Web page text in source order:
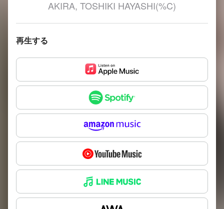
AKIRA, TOSHIKI HAYASHI(%C)
再生する